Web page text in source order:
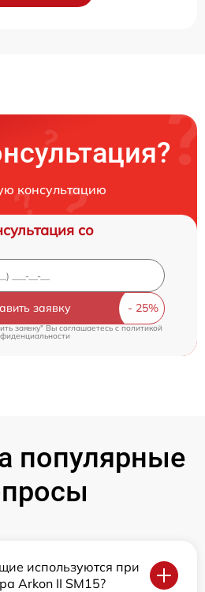
консультацию
со
заявку
заявку" Вы соглашаетесь c политикой
популярные
используются при
Arkon II SM15?